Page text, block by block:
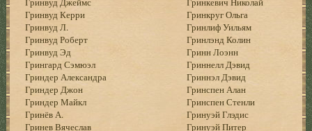
Гринвуд Керри
Гринвуд Л.
Гринвуд Роберт
Гринвуд Эд
Грингард Сэмюэл
Гриндер Александра
Гриндер Джон
Гриндер Майкл
Гринёв А.
Гринев Вячеслав
Гринкруг Ольга
Гринлиф Уильям
Гринлэнд Колин
Гринн Лоэнн
Гриннелл Дэвид
Гриннэл Дэвид
Гринспен Алан
Гринспен Стенли
Гринуэй Глэдис
Гринуэй Питер